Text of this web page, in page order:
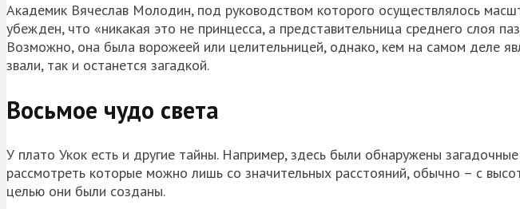
Академик Вячеслав Молодин, под руководством которого осуществлялось
убежден, что «никакая это не принцесса, а представительница среднего слоя
Возможно, она была ворожеей или целительницей, однако, кем на самом деле
звали, так и останется загадкой.
Восьмое чудо света
У плато Укок есть и другие тайны. Например, здесь были обнаружены
рассмотреть которые можно лишь со значительных расстояний, обычно – с
целью они были созданы.